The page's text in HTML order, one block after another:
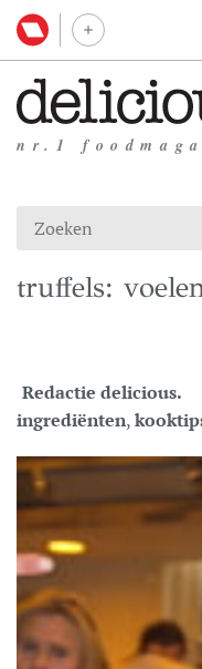
nr.1
truffels:
Redactie delicious.
ingrediënten,